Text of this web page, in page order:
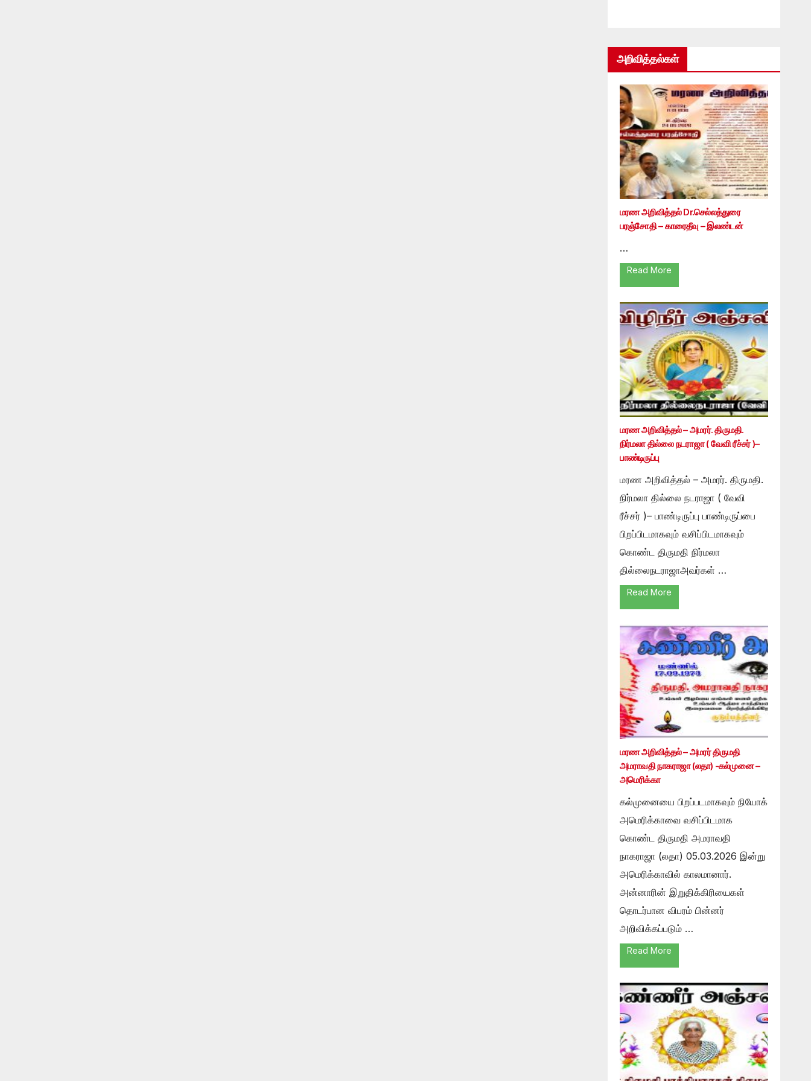
அறிவித்தல்கள்
மரண அறிவித்தல் Dr.செல்லத்துரை
பரஞ்சோதி – காரைதீவு – இலண்டன்
…
Read More
மரண அறிவித்தல் – அமரர். திருமதி.
நிர்மலா தில்லை நடராஜா ( வேவி ரீச்சர் )–
பாண்டிருப்பு
மரண அறிவித்தல் – அமரர். திருமதி.
நிர்மலா தில்லை நடராஜா ( வேவி
ரீச்சர் )– பாண்டிருப்பு பாண்டிருப்பை
பிறப்பிடமாகவும் வசிப்பிடமாகவும்
கொண்ட திருமதி நிர்மலா
தில்லைநடராஜாஅவர்கள் …
Read More
மரண அறிவித்தல் – அமரர் திருமதி
அமராவதி நாகராஜா (லதா) -கல்முனை –
அமெரிக்கா
கல்முனையை பிறப்படமாகவும் நியோக்
அமெரிக்காவை வசிப்பிடமாக
கொண்ட திருமதி அமராவதி
நாகராஜா (லதா) 05.03.2026 இன்று
அமெரிக்காவில் காலமானார்.
அன்னாரின் இறுதிக்கிரியைகள்
தொடர்பான விபரம் பின்னர்
அறிவிக்கப்படும் …
Read More